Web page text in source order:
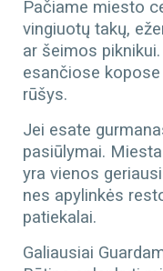
Pačiame miesto
vingiuotų takų,
ar šeimos
esančiose
rūšys.
Jei esate
pasiūlymai.
yra vienos
nes apylinkės
patiekalai.
Galiausiai